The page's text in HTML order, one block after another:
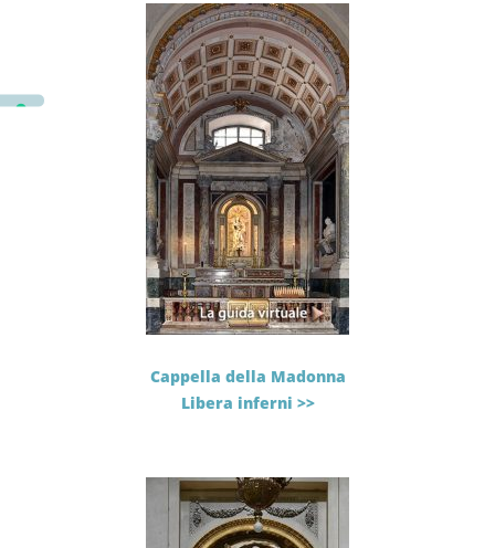
Cappella della Madonna
Libera inferni >>